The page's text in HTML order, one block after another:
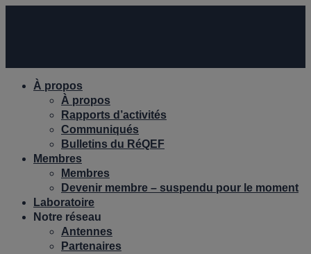
À propos
À propos
Rapports d’activités
Communiqués
Bulletins du RéQEF
Membres
Membres
Devenir membre – suspendu pour le moment
Laboratoire
Notre réseau
Antennes
Partenaires